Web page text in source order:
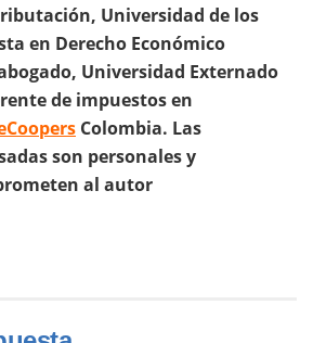
Universidad de los
en Derecho Económico
Universidad Externado
de impuestos en
Colombia. Las
son personales y
al autor